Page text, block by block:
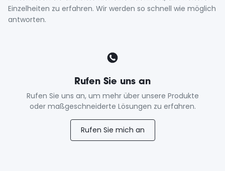
Einzelheiten zu erfahren. Wir werden so schnell wie möglich
antworten.
Rufen Sie uns an
Rufen Sie uns an, um mehr über unsere Produkte
oder maßgeschneiderte Lösungen zu erfahren.
Rufen Sie mich an